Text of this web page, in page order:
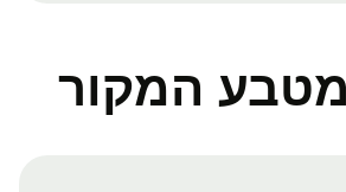
מטבע המקור